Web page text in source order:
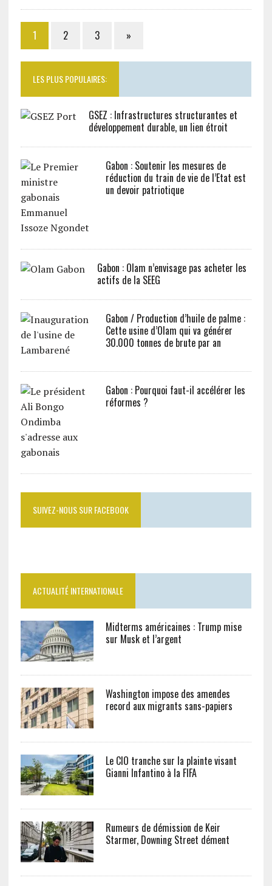
1 2 3 »
LES PLUS POPULAIRES:
GSEZ : Infrastructures structurantes et
développement durable, un lien étroit
Gabon : Soutenir les mesures de
réduction du train de vie de l’Etat est
un devoir patriotique
Gabon : Olam n’envisage pas acheter les
actifs de la SEEG
Gabon / Production d’huile de palme :
Cette usine d’Olam qui va générer
30.000 tonnes de brute par an
Gabon : Pourquoi faut-il accélérer les
réformes ?
SUIVEZ-NOUS SUR FACEBOOK
ACTUALITÉ INTERNATIONALE
Midterms américaines : Trump mise
sur Musk et l’argent
Washington impose des amendes
record aux migrants sans-papiers
Le CIO tranche sur la plainte visant
Gianni Infantino à la FIFA
Rumeurs de démission de Keir
Starmer, Downing Street dément